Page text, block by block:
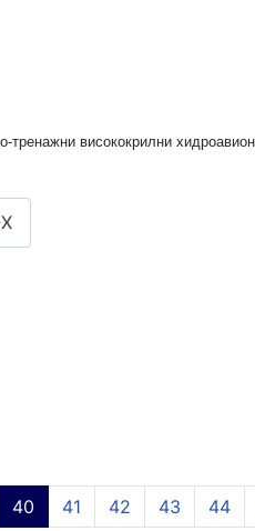
тренажни висококрилни
40 41 42 43 44